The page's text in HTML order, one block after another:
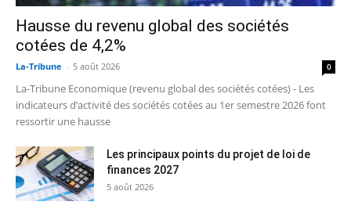
Hausse du revenu global des sociétés
cotées de 4,2%
La-Tribune - 5 août 2026 0
La-Tribune Economique (revenu global des sociétés cotées) - Les
indicateurs d’activité des sociétés cotées au 1er semestre 2026 font
ressortir une hausse
Les principaux points du projet de loi de
finances 2027
5 août 2026